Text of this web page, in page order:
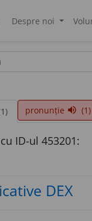
Despre noi
pronunție volume_up (1)
ID-ul 453201:
DEX